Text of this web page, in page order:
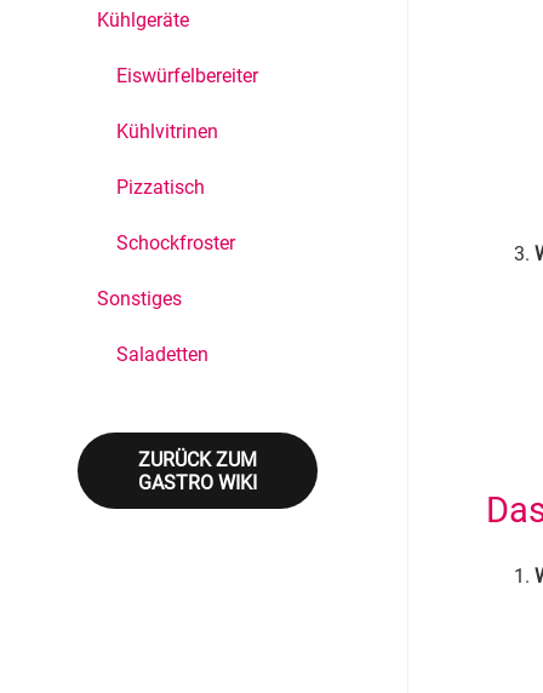
Kühlgeräte
Eiswürfelbereiter
Kühlvitrinen
Pizzatisch
Schockfroster
Sonstiges
Saladetten
ZURÜCK ZUM
GASTRO WIKI